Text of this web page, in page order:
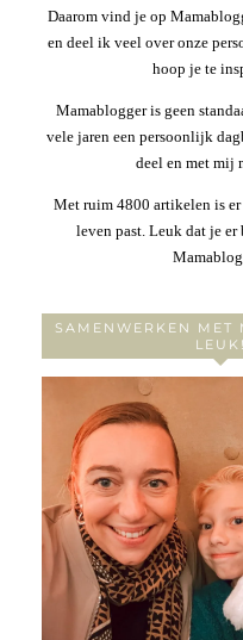
Daarom vind je op
en deel ik veel over onze
hoop je te
Mamablogger is geen
vele jaren een persoonlijk
deel en met mij
Met ruim 4800 artikelen is
leven past. Leuk dat je
SAMENWERKEN MET
LEUK!